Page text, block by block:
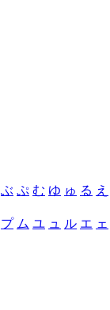
ぶ ぷ む ゆ ゅ る え
プ ム ユ ュ ル エ ェ